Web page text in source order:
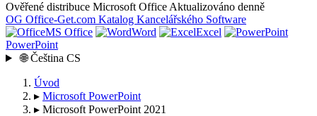
Ověřené distribuce Microsoft Office Aktualizováno denně
OG Office-Get.com Katalog Kancelářského Software
MS Office
Word
Excel
PowerPoint
🌐 Čeština CS
Úvod
▸ Microsoft PowerPoint
▸ Microsoft PowerPoint 2021